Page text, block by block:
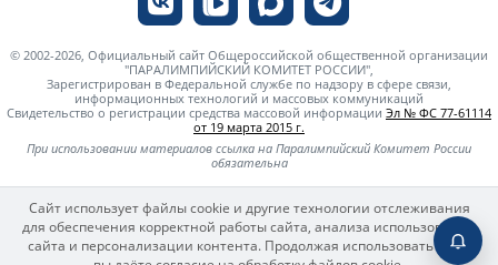
© 2002-2026, Официальный сайт Общероссийской общественной организации
"ПАРАЛИМПИЙСКИЙ КОМИТЕТ РОССИИ",
Зарегистрирован в Федеральной службе по надзору в сфере связи,
информационных технологий и массовых коммуникаций
Свидетельство о регистрации средства массовой информации Эл № ФС 77-61114
от 19 марта 2015 г.
При использовании материалов ссылка на Паралимпийский Комитет России
обязательна
Сайт использует файлы cookie и другие технологии отслеживания
для обеспечения корректной работы сайта, анализа использования
сайта и персонализации контента. Продолжая использовать сайт,